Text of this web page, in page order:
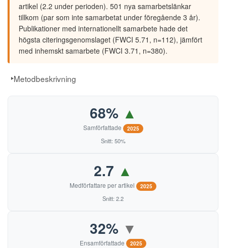
artikel (2.2 under perioden). 501 nya samarbetslänkar
tillkom (par som inte samarbetat under föregående 3 år).
Publikationer med internationellt samarbete hade det
högsta citeringsgenomslaget (FWCI 5.71, n=112), jämfört
med inhemskt samarbete (FWCI 3.71, n=380).
Metodbeskrivning
68% ▲
Samförfattade 2025
Snitt: 50%
2.7 ▲
Medförfattare per artikel 2025
Snitt: 2.2
32% ▼
Ensamförfattade 2025